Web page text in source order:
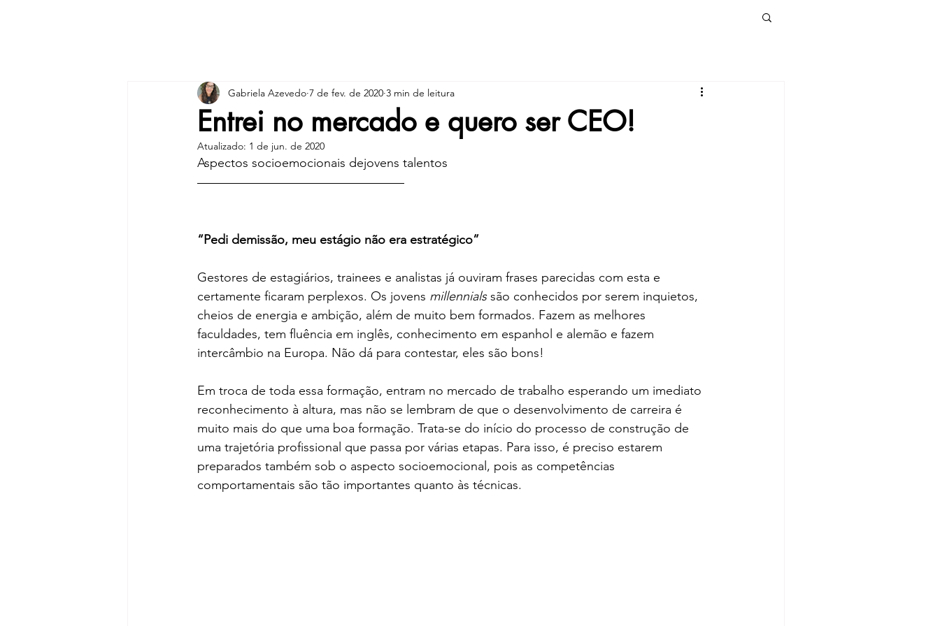
Conteúdo
Entrei no mercado e quero ser CEO!
Gabriela Azevedo 7 de fev. de 2020 3 min de leitura
Atualizado: 1 de jun. de 2020
Aspectos socioemocionais dejovens talentos
“Pedi demissão, meu estágio não era estratégico”
Gestores de estagiários, trainees e analistas já ouviram frases parecidas com esta e
certamente ficaram perplexos. Os jovens millennials são conhecidos por serem inquietos,
cheios de energia e ambição, além de muito bem formados. Fazem as melhores
faculdades, tem fluência em inglês, conhecimento em espanhol e alemão e fazem
intercâmbio na Europa. Não dá para contestar, eles são bons!
Em troca de toda essa formação, entram no mercado de trabalho esperando um imediato
reconhecimento à altura, mas não se lembram de que o desenvolvimento de carreira é
muito mais do que uma boa formação. Trata-se do início do processo de construção de
uma trajetória profissional que passa por várias etapas. Para isso, é preciso estarem
preparados também sob o aspecto socioemocional, pois as competências
comportamentais são tão importantes quanto às técnicas.